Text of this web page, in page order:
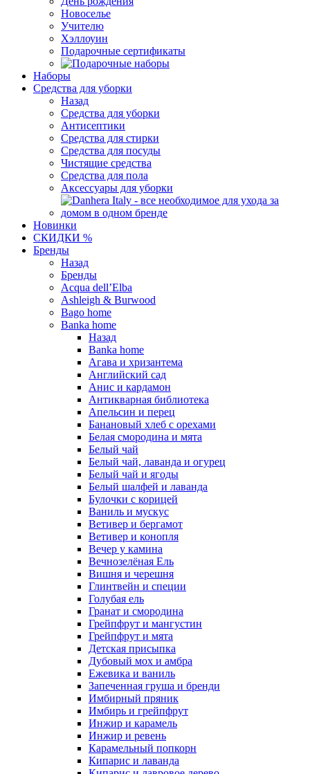
Новоселье
Учителю
Хэллоуин
Подарочные сертификаты
Наборы
Средства для уборки
Назад
Средства для уборки
Антисептики
Средства для стирки
Средства для посуды
Чистящие средства
Средства для пола
Аксессуары для уборки
Новинки
СКИДКИ %
Бренды
Назад
Бренды
Acqua dell’Elba
Ashleigh & Burwood
Bago home
Banka home
Назад
Banka home
Агава и хризантема
Английский сад
Анис и кардамон
Антикварная библиотека
Апельсин и перец
Банановый хлеб с орехами
Белая смородина и мята
Белый чай
Белый чай, лаванда и огурец
Белый чай и ягоды
Белый шалфей и лаванда
Булочки с корицей
Ваниль и мускус
Ветивер и бергамот
Ветивер и конопля
Вечер у камина
Вечнозелёная Ель
Вишня и черешня
Глинтвейн и специи
Голубая ель
Гранат и смородина
Грейпфрут и мангустин
Грейпфрут и мята
Детская присыпка
Дубовый мох и амбра
Ежевика и ваниль
Запеченная груша и бренди
Имбирный пряник
Имбирь и грейпфрут
Инжир и карамель
Инжир и ревень
Карамельный попкорн
Кипарис и лаванда